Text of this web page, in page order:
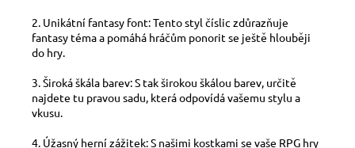
2. Unikátní fantasy font: Tento styl číslic zdůrazňuje
fantasy téma a pomáhá hráčům ponorit se ještě hlouběji
do hry.
3. Široká škála barev: S tak širokou škálou barev, určitě
najdete tu pravou sadu, která odpovídá vašemu stylu a
vkusu.
4. Úžasný herní zážitek: S našimi kostkami se vaše RPG hry